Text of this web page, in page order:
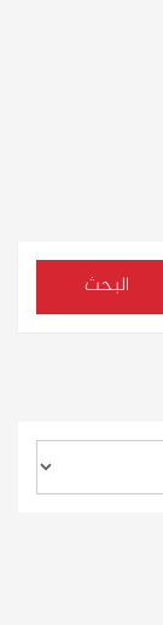
البحث